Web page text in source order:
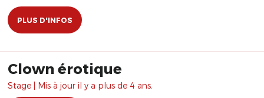
PLUS D'INFOS
Clown érotique
Stage | Mis à jour il y a plus de 4 ans.